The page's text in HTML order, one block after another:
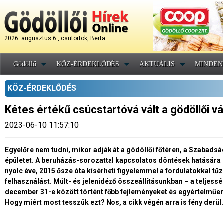
2026. augusztus 6., csütörtök, Berta
Gödöllő KÖZ-ÉRDEKLŐDÉS AKTUÁLIS
KÖZ-ÉRDEKLŐDÉS
Kétes értékű csúcstartóvá vált a gödöllői
2023-06-10 11:57:10
Egyelőre nem tudni, mikor adják át a gödöllői főtéren, a
épületet. A beruházás-sorozattal kapcsolatos döntések
nyolc éve, 2015 ősze óta kísérheti figyelemmel a fordulatokkal
felhasználást. Múlt- és jelenidéző összeállításunkban – a
december 31-e között történt főbb fejleményeket és
Hogy miért most tesszük ezt? Nos, a cikk végén arra is fény